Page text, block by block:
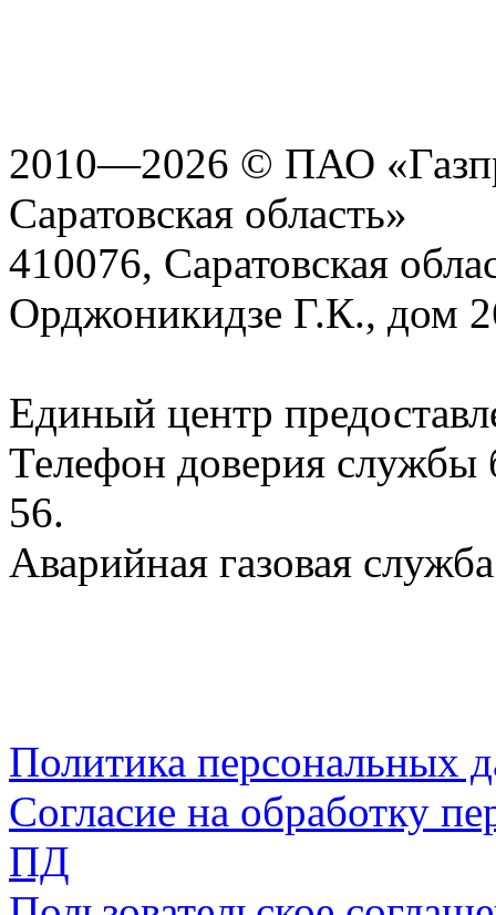
2010—2026 © ПАО
Саратовская область»
410076, Саратовская
Орджоникидзе Г.К., дом
Единый центр
Телефон доверия службы
56.
Аварийная газовая
Политика персональных
Согласие на обработку
ПД